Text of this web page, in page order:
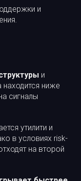
и
и
ниже
сигналы
утилити и
в условиях risk-
на второй